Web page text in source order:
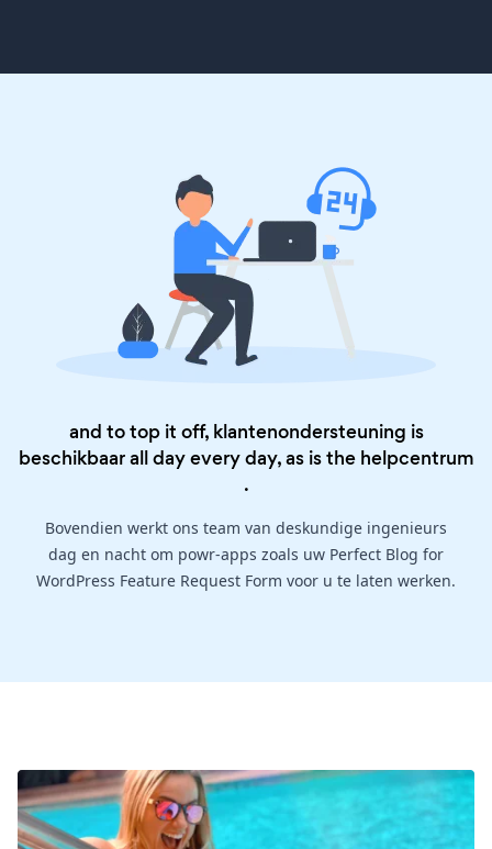
and to top it off, klantenondersteuning is
beschikbaar all day every day, as is the helpcentrum
.
Bovendien werkt ons team van deskundige ingenieurs
dag en nacht om powr-apps zoals uw Perfect Blog for
WordPress Feature Request Form voor u te laten werken.